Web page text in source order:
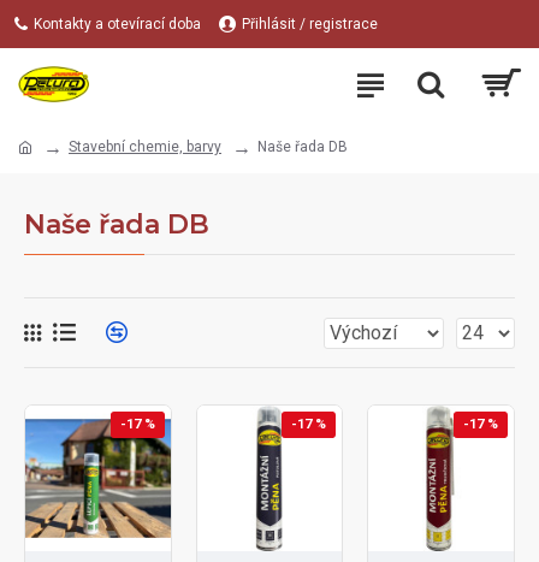
Kontakty a otevírací doba Přihlásit / registrace
Stavební chemie, barvy Naše řada DB
Naše řada DB
-17 % -17 % -17 %